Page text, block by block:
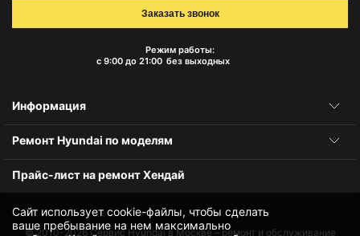
Сайт использует cookie-файлы, чтобы сделать
ваше пребывание на нем максимально
Режим работы:
с 9:00 до 21:00 без выходных
Заказать звонок
Информация
Ремонт Hyundai по моделям
Прайс-лист на ремонт Хендай
© 2010-2026Сервис Hyundai в Москве – ремонт и обслуживание